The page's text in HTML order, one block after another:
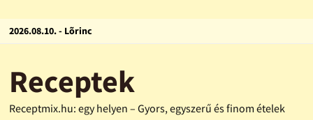
2026.08.10. - Lõrinc
Receptek
Receptmix.hu: egy helyen – Gyors, egyszerű és finom ételek